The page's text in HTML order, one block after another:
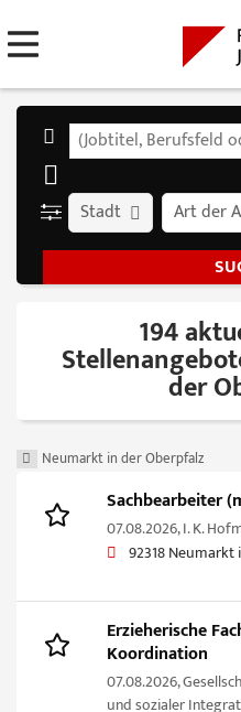
Stadt Art der
194
der
Neumarkt in der Oberpfalz
Sachbearbeiter
07.08.2026,I. K.
92318
Erzieherische
Koordination
07.08.2026,
und sozialer